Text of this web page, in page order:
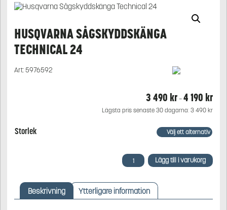
HUSQVARNA SÅGSKYDDSKÄNGA
TECHNICAL 24
Art:5976592
3 490 kr–4 190 kr
4
Lägsta pris senaste 30 dagarna: 3 490 kr
Storlek
Husqvarna
Sågskyddskänga
24
mängd
Lägg till i varukorg
Beskrivning Ytterligare information